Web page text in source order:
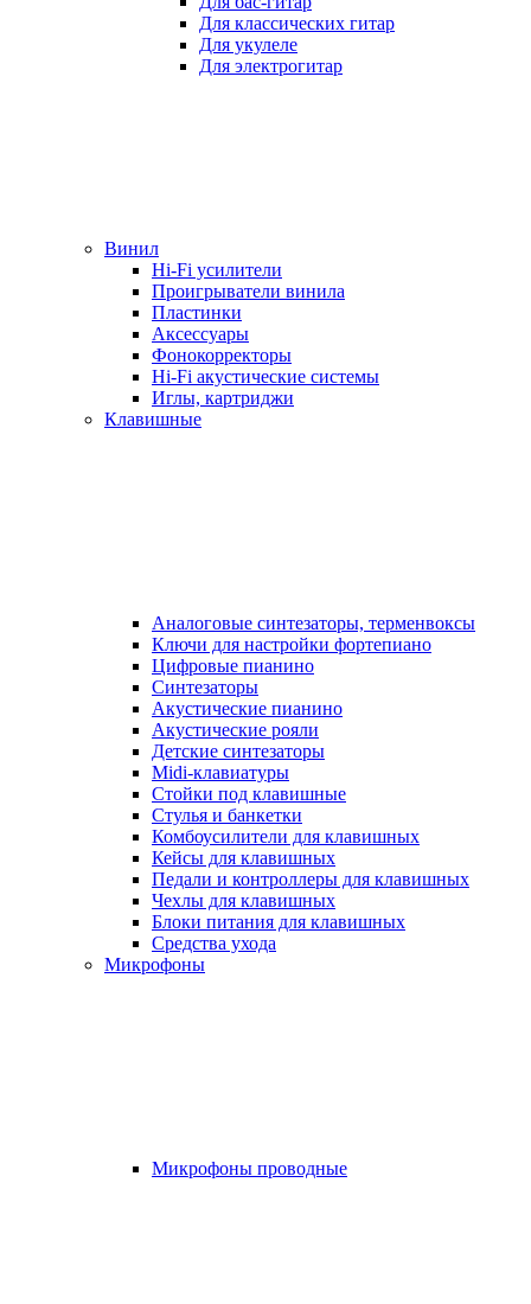
Для классических гитар
Для укулеле
Для электрогитар
Винил
Hi-Fi усилители
Проигрыватели винила
Пластинки
Аксессуары
Фонокорректоры
Hi-Fi акустические системы
Иглы, картриджи
Клавишные
Аналоговые синтезаторы, терменвоксы
Ключи для настройки фортепиано
Цифровые пианино
Синтезаторы
Акустические пианино
Акустические рояли
Детские синтезаторы
Midi-клавиатуры
Стойки под клавишные
Стулья и банкетки
Комбоусилители для клавишных
Кейсы для клавишных
Педали и контроллеры для клавишных
Чехлы для клавишных
Блоки питания для клавишных
Средства ухода
Микрофоны
Микрофоны проводные